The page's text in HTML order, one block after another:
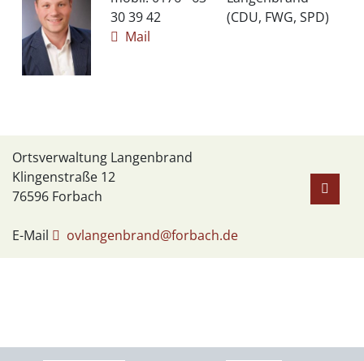
30 39 42
Mail
(CDU, FWG, SPD)
Ortsverwaltung Langenbrand
Klingenstraße 12
76596 Forbach
E-Mail ovlangenbrand@forbach.de